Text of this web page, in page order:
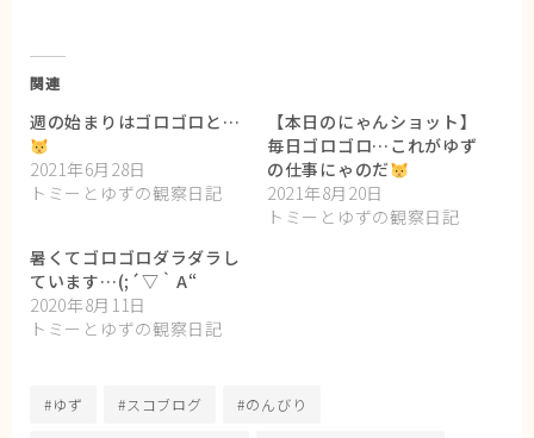
関連
週の始まりはゴロゴロと…
2021年6月28日
トミーとゆずの観察日記
【本日のにゃんショット】
毎日ゴロゴロ…これがゆず
の仕事にゃのだ
2021年8月20日
トミーとゆずの観察日記
暑くてゴロゴロダラダラし
ています…(;´▽｀A“
2020年8月11日
トミーとゆずの観察日記
#ゆず #スコブログ #のんびり